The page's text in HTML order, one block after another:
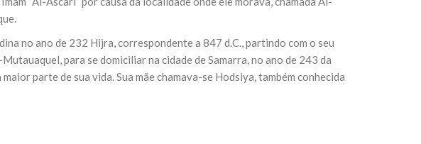
Islâmico no Brasil recebe o ex-ministro das
Exteriores da República Islâmica do Irã
Paulo, o ex-ministro das Relações Exteriores da República Islâmica
no ano de 232 Hijra, correspondente a 847 d.C., partindo com o seu
para se domiciliar na cidade de Samarra, no ano de 243 da
parte de sua vida. Sua mãe chamava-se Hodsiya, também conhecida